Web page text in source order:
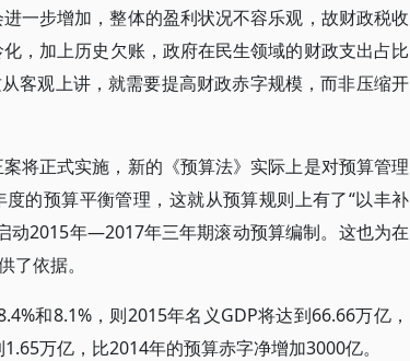
一步增加，整体的盈利状况不容乐观，故财政税收
，加上历史欠账，政府在民生领域的财政支出占比
客观上讲，就需要提高财政赤字规模，而非压缩开
将正式实施，新的《预算法》实际上是对预算管理
的预算平衡管理，这就从预算规则上有了“以丰补
动2015年—2017年三年期滚动预算编制。这也为在
依据。
和8.1%，则2015年名义GDP将达到66.66万亿，
万亿，比2014年的预算赤字净增加3000亿。